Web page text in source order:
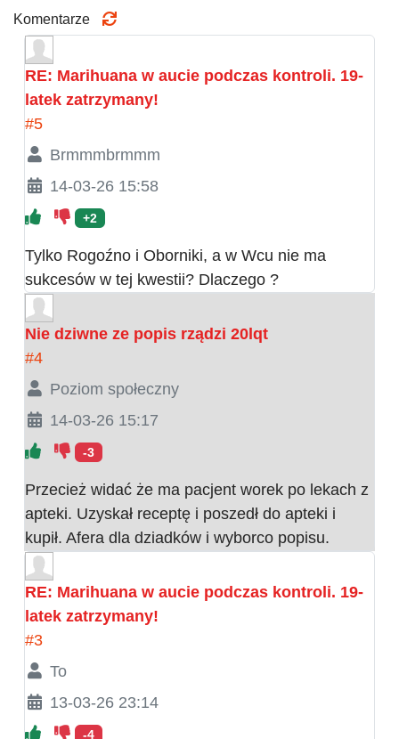
Komentarze
RE: Marihuana w aucie podczas kontroli. 19-
latek zatrzymany!
#5
Brmmmbrmmm
14-03-26 15:58
+2
Tylko Rogoźno i Oborniki, a w Wcu nie ma
sukcesów w tej kwestii? Dlaczego ?
Nie dziwne ze popis rządzi 20lqt
#4
Poziom społeczny
14-03-26 15:17
-3
Przecież widać że ma pacjent worek po lekach z
apteki. Uzyskał receptę i poszedł do apteki i
kupił. Afera dla dziadków i wyborco popisu.
RE: Marihuana w aucie podczas kontroli. 19-
latek zatrzymany!
#3
To
13-03-26 23:14
-4